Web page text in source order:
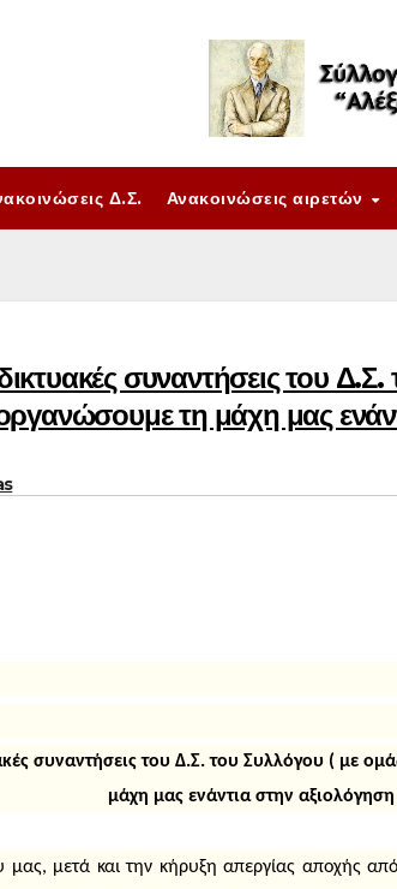
Δ.Σ. Ανακοινώσεις αιρετών
συναντήσεις του
τη μάχη μας
συναντήσεις του Δ.Σ. του Συλλόγου ( με
μάχη μας ενάντια στην αξιολόγηση
μας, μετά και την κήρυξη απεργίας αποχής